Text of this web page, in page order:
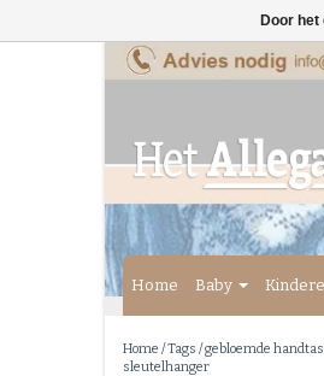
Home Baby
Home /Tags /gebloemde
sleutelhanger
Door